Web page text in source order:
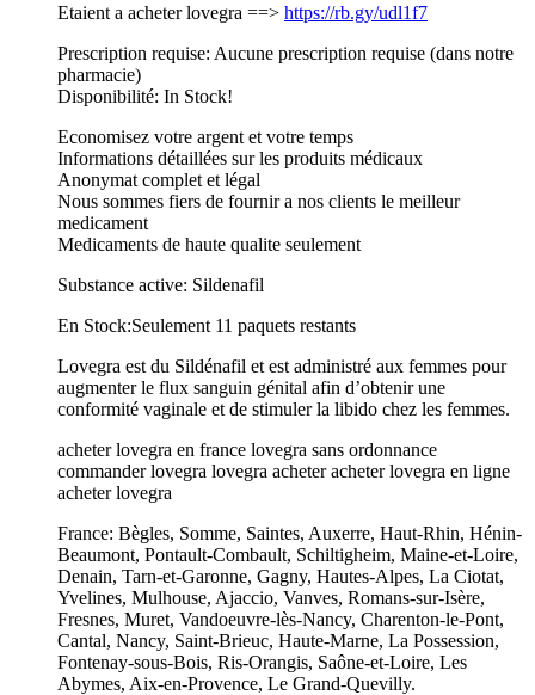
Etaient a acheter lovegra ==> https://rb.gy/udl1f7
Prescription requise: Aucune prescription requise (dans notre
pharmacie)
Disponibilité: In Stock!
Economisez votre argent et votre temps
Informations détaillées sur les produits médicaux
Anonymat complet et légal
Nous sommes fiers de fournir a nos clients le meilleur
medicament
Medicaments de haute qualite seulement
Substance active: Sildenafil
En Stock:Seulement 11 paquets restants
Lovegra est du Sildénafil et est administré aux femmes pour
augmenter le flux sanguin génital afin d’obtenir une
conformité vaginale et de stimuler la libido chez les femmes.
acheter lovegra en france lovegra sans ordonnance
commander lovegra lovegra acheter acheter lovegra en ligne
acheter lovegra
France: Bègles, Somme, Saintes, Auxerre, Haut-Rhin, Hénin-
Beaumont, Pontault-Combault, Schiltigheim, Maine-et-Loire,
Denain, Tarn-et-Garonne, Gagny, Hautes-Alpes, La Ciotat,
Yvelines, Mulhouse, Ajaccio, Vanves, Romans-sur-Isère,
Fresnes, Muret, Vandoeuvre-lès-Nancy, Charenton-le-Pont,
Cantal, Nancy, Saint-Brieuc, Haute-Marne, La Possession,
Fontenay-sous-Bois, Ris-Orangis, Saône-et-Loire, Les
Abymes, Aix-en-Provence, Le Grand-Quevilly.